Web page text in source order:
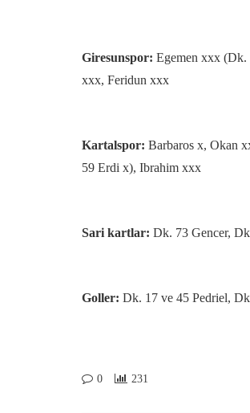
Giresunspor: Egemen xxx
xxx, Feridun xxx
Kartalspor: Barbaros x, Okan
59 Erdi x), Ibrahim xxx
Sari kartlar: Dk. 73 Gencer,
Goller: Dk. 17 ve 45 Pedriel,
0 231